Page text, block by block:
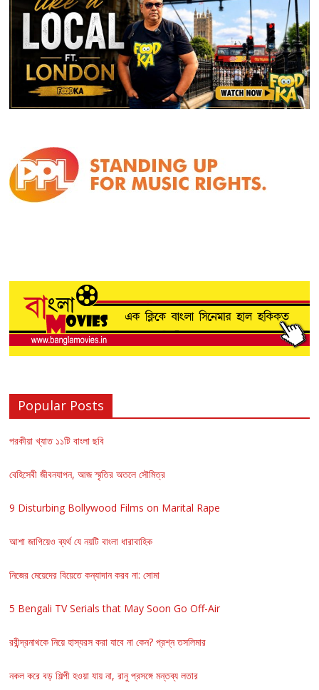
Popular Posts
পরকীয়া খ্যাত ১১টি বাংলা ছবি
বেহিসেবী জীবনযাপন, আজ স্মৃতির অতলে সৌমিত্র
9 Disturbing Bollywood Films on Marital Rape
আশা জাগিয়েও ব্যর্থ যে নয়টি বাংলা ধারাবাহিক
নিজের মেয়েদের বিয়েতে কন্যাদান করব না: সোমা
5 Bengali TV Serials that May Soon Go Off-Air
রবীন্দ্রনাথকে নিয়ে হাস্যরস করা যাবে না কেন? প্রশ্ন তসলিমার
নকল করে বড় শিল্পী হওয়া যায় না, রানু প্রসঙ্গে মন্তব্য লতার